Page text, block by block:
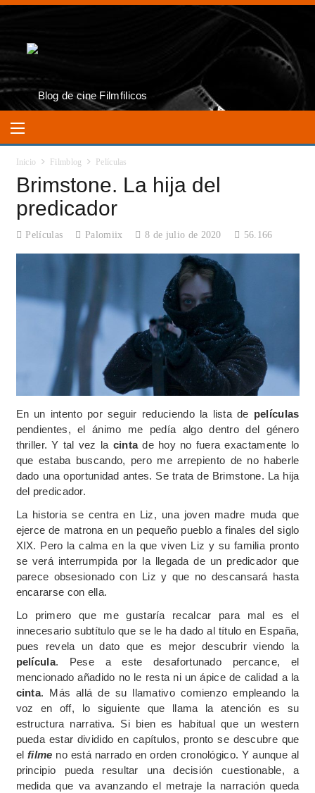
Inicio Filmblog Películas
Brimstone. La hija del
predicador
Películas Palomiix 8 de julio de 2020 56.166
En un intento por seguir reduciendo la lista de películas
pendientes, el ánimo me pedía algo dentro del género
thriller. Y tal vez la cintade hoy no fuera exactamente lo
que estaba buscando, pero me arrepiento de no haberle
dado una oportunidad antes. Se trata de Brimstone. La hija
del predicador.
La historia se centra en Liz, una joven madre muda que
ejerce de matrona en un pequeño pueblo a finales del siglo
XIX. Pero la calma en la que viven Liz y su familia pronto
se verá interrumpida por la llegada de un predicador que
parece obsesionado con Liz y que no descansará hasta
encararse con ella.
Lo primero que me gustaría recalcar para mal es el
innecesario subtítulo que se le ha dado al título en España,
pues revela un dato que es mejor descubrir viendo la
película. Pese a este desafortunado percance, el
mencionado añadido no le resta ni un ápice de calidad a la
cinta. Más allá de su llamativo comienzo empleando la
voz en off, lo siguiente que llama la atención es su
estructura narrativa. Si bien es habitual que un western
pueda estar dividido en capítulos, pronto se descubre que
el filme no está narrado en orden cronológico. Y aunque al
principio pueda resultar una decisión cuestionable, a
medida que va avanzando el metraje la narración queda